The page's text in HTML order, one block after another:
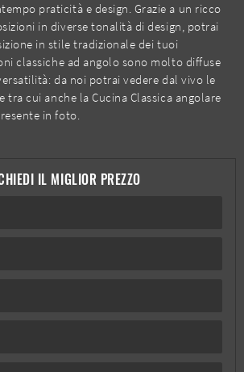
IL MIGLIOR PREZZO
praticità e design. Grazie a un ricco
in diverse tonalità di design, potrai
in stile tradizionale dei tuoi
classiche ad angolo sono molto diffuse
da noi potrai vedere dal vivo le
tra cui anche la Cucina Classica angolare
in foto.